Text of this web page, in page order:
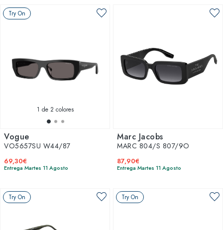
Try On
1 de 2 colores
Vogue
VO5657SU W44/87
69,30€
Entrega Martes 11 Agosto
Marc Jacobs
MARC 804/S 807/9O
87,90€
Entrega Martes 11 Agosto
Try On Try On